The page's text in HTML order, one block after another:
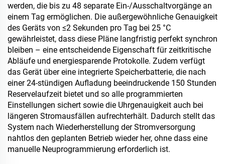
werden, die bis zu 48 separate Ein-/Ausschaltvorgänge an
einem Tag ermöglichen. Die außergewöhnliche Genauigkeit
des Geräts von ≤2 Sekunden pro Tag bei 25 °C
gewährleistet, dass diese Pläne langfristig perfekt synchron
bleiben – eine entscheidende Eigenschaft für zeitkritische
Abläufe und energiesparende Protokolle. Zudem verfügt
das Gerät über eine integrierte Speicherbatterie, die nach
einer 24-stündigen Aufladung beeindruckende 150 Stunden
Reservelaufzeit bietet und so alle programmierten
Einstellungen sichert sowie die Uhrgenauigkeit auch bei
längeren Stromausfällen aufrechterhält. Dadurch stellt das
System nach Wiederherstellung der Stromversorgung
nahtlos den geplanten Betrieb wieder her, ohne dass eine
manuelle Neuprogrammierung erforderlich ist.